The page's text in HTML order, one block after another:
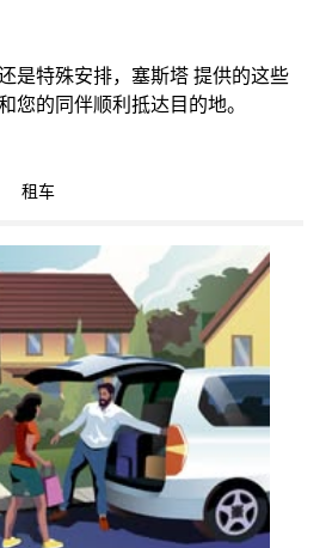
是特殊安排，塞斯塔 提供的这些
您的同伴顺利抵达目的地。
租车